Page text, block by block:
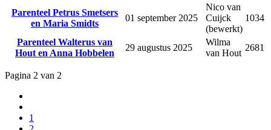
Parenteel Petrus Smetsers
en Maria Smidts
01 september 2025
Nico van
Cuijck
(bewerkt)
1034
Parenteel Walterus van
Hout en Anna Hobbelen
29 augustus 2025
Wilma
van Hout
2681
Pagina 2 van 2
1